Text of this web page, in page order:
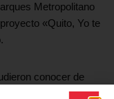
Metropolitano
«Quito, Yo te
conocer de
que se ha